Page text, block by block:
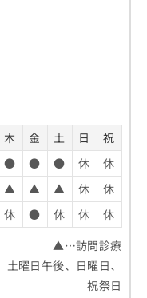
木 金 土 日
祝
● ● ● 休
休
▲ ▲ ▲ 休
休
休 ● 休 休
休
▲…訪問診療
曜日午後、日曜日、
祝祭日